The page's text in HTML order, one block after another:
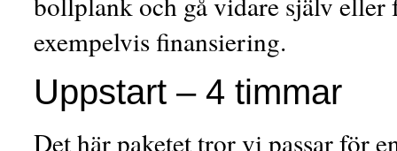
exempelvis finansiering.
Uppstart – 4 timmar
Det här paketet tror vi passar för